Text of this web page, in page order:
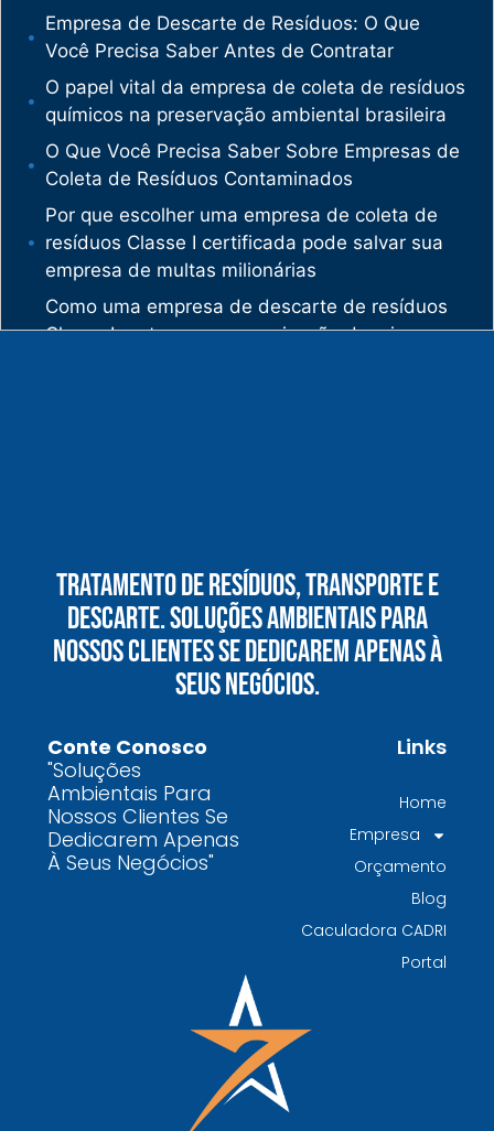
Empresa de Descarte de Resíduos: O Que
Você Precisa Saber Antes de Contratar
O papel vital da empresa de coleta de resíduos
químicos na preservação ambiental brasileira
O Que Você Precisa Saber Sobre Empresas de
Coleta de Resíduos Contaminados
Por que escolher uma empresa de coleta de
resíduos Classe I certificada pode salvar sua
empresa de multas milionárias
Como uma empresa de descarte de resíduos
Classe I protege sua organização de crimes
vê oportunidades bilionárias esperando para
serem exploradas.
O que uma empresa de gestão de resíduos
químicos precisa fazer para garantir segurança
e conformidade legal no Brasil
contaminados protege o meio ambiente e
garante conformidade legal no Brasil
Por que contratar uma empresa de gestão de
resíduos classe I é fundamental para sua
indústria
gerenciamento de resíduos especializada é
TODAS AS
POSTAGENS
Tratamento De Resíduos, Transporte E
Descarte. Soluções Ambientais Para
Nossos Clientes Se Dedicarem Apenas À
Seus Negócios.
Conte Conosco
"Soluções
Ambientais Para
Nossos Clientes Se
Dedicarem Apenas
À Seus Negócios"
Links
Home
Empresa
Orçamento
Blog
Caculadora CADRI
Portal